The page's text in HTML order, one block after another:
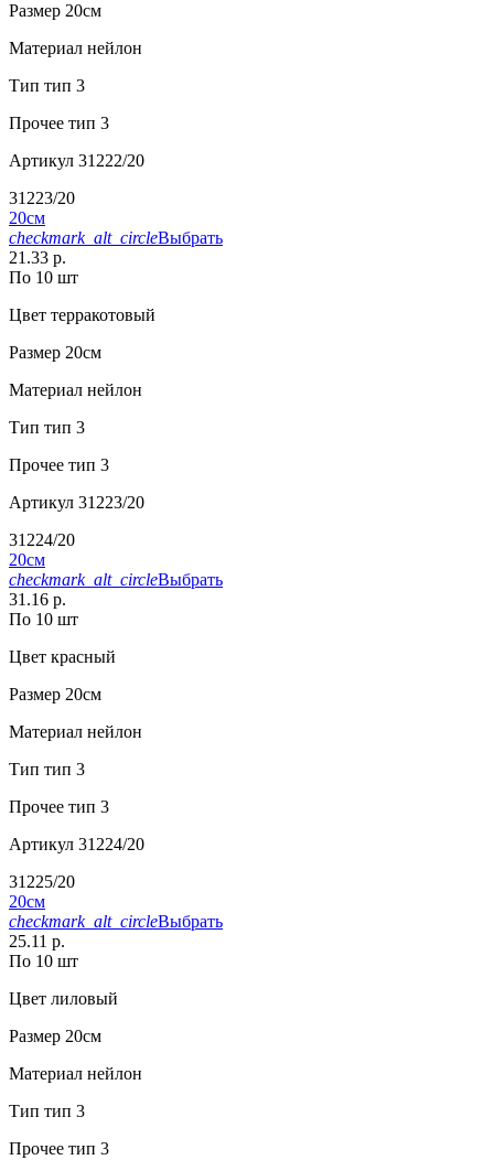
Размер 20см
Материал нейлон
Тип тип 3
Прочее тип 3
Артикул 31222/20
31223/20
20см
checkmark_alt_circleВыбрать
21.33 р.
По 10 шт
Цвет терракотовый
Размер 20см
Материал нейлон
Тип тип 3
Прочее тип 3
Артикул 31223/20
31224/20
20см
checkmark_alt_circleВыбрать
31.16 р.
По 10 шт
Цвет красный
Размер 20см
Материал нейлон
Тип тип 3
Прочее тип 3
Артикул 31224/20
31225/20
20см
checkmark_alt_circleВыбрать
25.11 р.
По 10 шт
Цвет лиловый
Размер 20см
Материал нейлон
Тип тип 3
Прочее тип 3